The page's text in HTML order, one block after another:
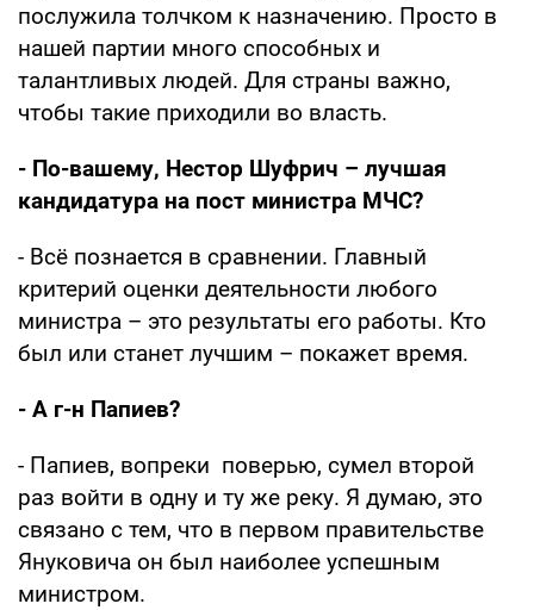
послужила толчком к назначению. Просто в
нашей партии много способных и
талантливых людей. Для страны важно,
чтобы такие приходили во власть.
- По-вашему, Нестор Шуфрич – лучшая
кандидатура на пост министра МЧС?
- Всё познается в сравнении. Главный
критерий оценки деятельности любого
министра – это результаты его работы. Кто
был или станет лучшим – покажет время.
- А г-н Папиев?
- Папиев, вопреки поверью, сумел второй
раз войти в одну и ту же реку. Я думаю, это
связано с тем, что в первом правительстве
Януковича он был наиболее успешным
министром.